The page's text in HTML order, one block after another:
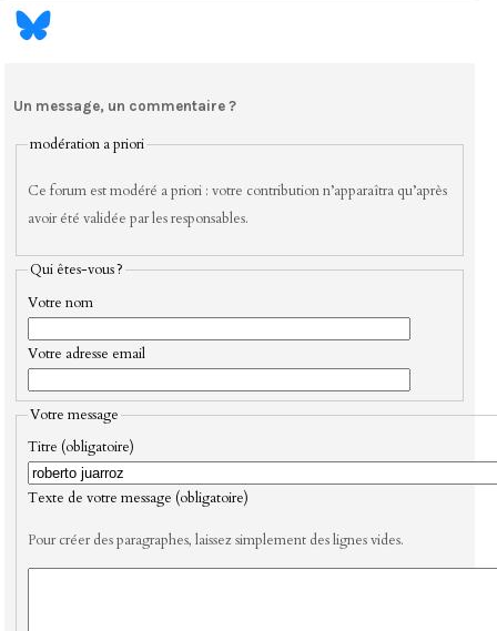
Un message, un commentaire ?
modération a priori
Ce forum est modéré a priori : votre contribution n’apparaîtra qu’après
avoir été validée par les responsables.
Qui êtes-vous ?
Votre nom
Votre adresse email
Votre message
Titre (obligatoire)
Texte de votre message (obligatoire)
Pour créer des paragraphes, laissez simplement des lignes vides.